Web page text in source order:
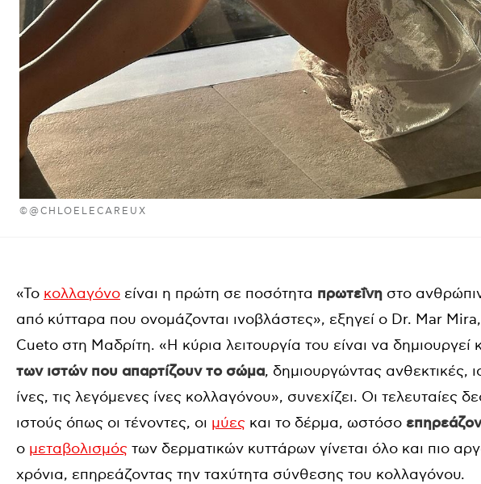
©@CHLOELECAREUX
«Το κολλαγόνο είναι η πρώτη σε ποσότητα πρωτεΐνη στο
από κύτταρα που ονομάζονται ινοβλάστες», εξηγεί ο Dr. Mar
Cueto στη Μαδρίτη. «Η κύρια λειτουργία του είναι να δημιουργεί
των ιστών που απαρτίζουν το σώμα, δημιουργώντας ανθεκτικές,
ίνες, τις λεγόμενες ίνες κολλαγόνου», συνεχίζει. Οι τελευταίες
ιστούς όπως οι τένοντες, οι μύες και το δέρμα, ωστόσο
ο μεταβολισμός των δερματικών κυττάρων γίνεται όλο και πιο
χρόνια, επηρεάζοντας την ταχύτητα σύνθεσης του κολλαγόνου.